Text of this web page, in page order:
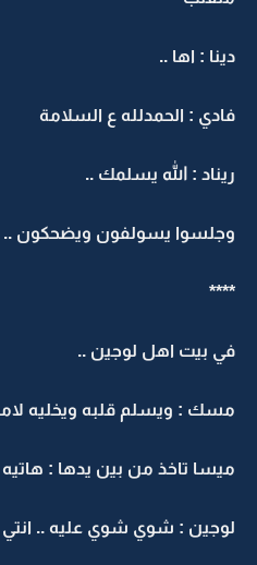
دينا : اها ..
فادي : الحمدلله ع السلامة
ريناد : الله يسلمك ..
وجلسوا يسولفون ويضحكون ..
****
في بيت اهل لوجين ..
مسك : ويسلم قلبه ويخليه
ميسا تاخذ من بين يدها : هاتيه
لوجين : شوي شوي عليه .. انتي